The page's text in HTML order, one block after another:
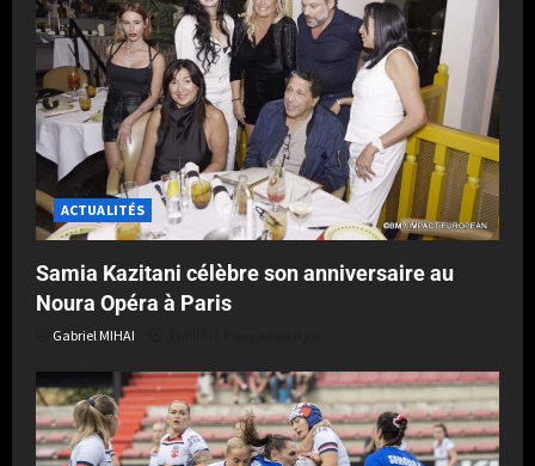
ACTUALITÉS
Samia Kazitani célèbre son anniversaire au
Noura Opéra à Paris
Gabriel MIHAI